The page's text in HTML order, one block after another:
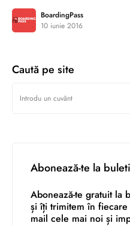
BoardingPass
10 iunie 2016
Caută pe site
Abonează-te la
Abonează-te gratuit la
și îți trimitem în
mail cele mai noi și